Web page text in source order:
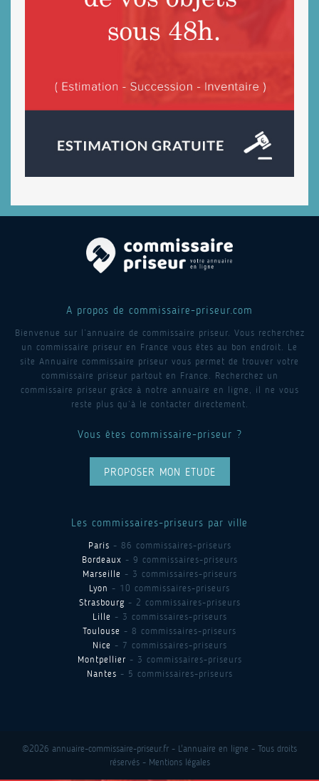
A propos de commissaire-priseur.com
Bienvenue sur l’annuaire de commissaire priseur. Vous recherchez
un commissaire priseur en France vous êtes au bon endroit. Le
site Annuaire commissaire priseur vous permet de trouver votre
commissaire priseur partout en France. Recherchez un
commissaire priseur grâce à notre annuaire en ligne, il ne vous
reste plus qu’à le contacter directement.
Vous êtes commissaire-priseur ?
PROPOSER MON ETUDE
Les commissaires-priseurs par ville
Paris - 86 commissaires-priseurs
Bordeaux - 9 commissaires-priseurs
Marseille - 3 commissaires-priseurs
Lyon - 10 commissaires-priseurs
Strasbourg - 2 commissaires-priseurs
Lille - 3 commissaires-priseurs
Toulouse - 8 commissaires-priseurs
Nice - 7 commissaires-priseurs
Montpellier - 3 commissaires-priseurs
Nantes - 5 commissaires-priseurs
©2026 annuaire-commissaire-priseur.fr - L'annuaire en ligne - Tous droits
réservés - Mentions légales